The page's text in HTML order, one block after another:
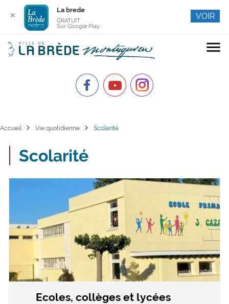
menu
Accueil chevron_right Vie quotidienne chevron_right Scolarité
Scolarité
Ecoles, collèges et lycées
✕
La brede
GRATUIT
Sur Google Play
VOIR